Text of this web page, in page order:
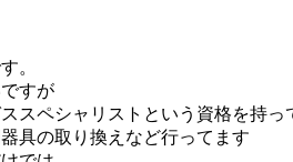
。
すが
スペシャリストという資格を持っ
具の取り換えなど行ってます